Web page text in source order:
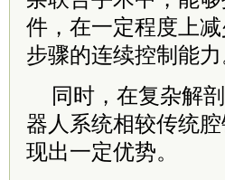
件，在一定程度上
步骤的连续控制能力
同时，在复杂解
器人系统相较传统
现出一定优势。